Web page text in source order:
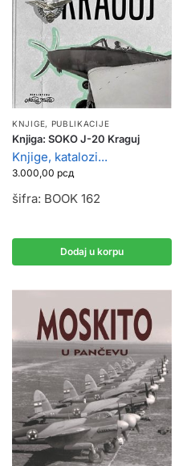
KNJIGE, PUBLIKACIJE
Knjiga: SOKO J-20 Kraguj
Knjige, katalozi...
3.000,00 рсд
šifra: BOOK 162
Dodaj u korpu